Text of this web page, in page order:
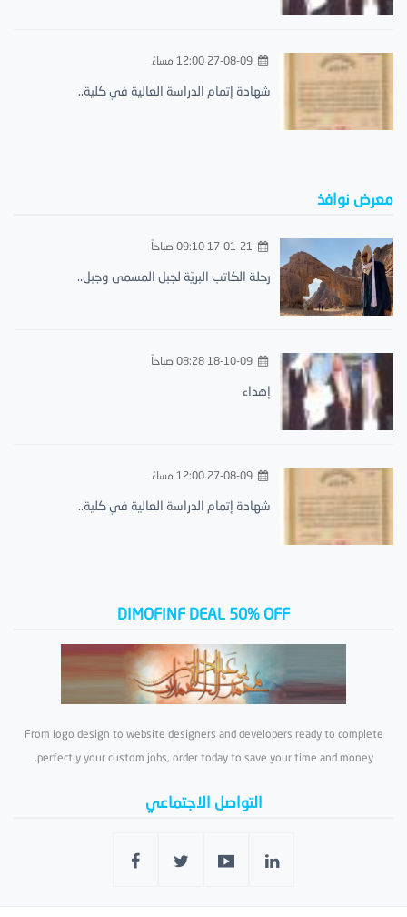
27-08-09 12:00 مساءً
شهادة إتمام الدراسة العالية في كلية..
معرض نوافذ
17-01-21 09:10 صباحاً
رحلة الكاتب البريّة لجبل المسمى وجبل..
18-10-09 08:28 صباحاً
إهداء
27-08-09 12:00 مساءً
شهادة إتمام الدراسة العالية في كلية..
DIMOFINF DEAL 50% OFF
From logo design to website designers and developers ready to complete
perfectly your custom jobs, order today to save your time and money.
التواصل الاجتماعي